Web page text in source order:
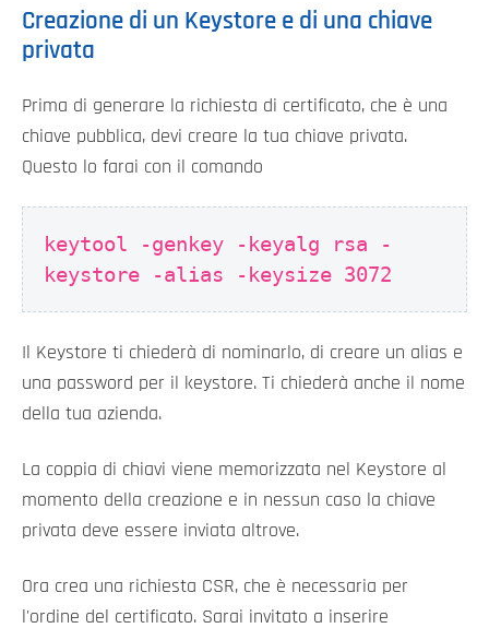
Creazione di un Keystore e di una chiave
privata
Prima di generare la richiesta di certificato, che è una
chiave pubblica, devi creare la tua chiave privata.
Questo lo farai con il comando
keytool -genkey -keyalg rsa -
keystore
-alias -keysize 3072
Il Keystore ti chiederà di nominarlo, di creare un alias e
una password per il keystore. Ti chiederà anche il nome
della tua azienda.
La coppia di chiavi viene memorizzata nel Keystore al
momento della creazione e in nessun caso la chiave
privata deve essere inviata altrove.
Ora crea una richiesta CSR, che è necessaria per
l'ordine del certificato. Sarai invitato a inserire